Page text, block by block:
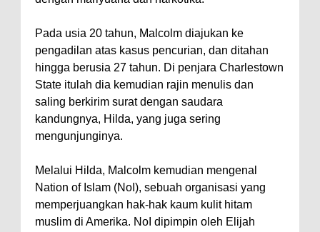
Pada usia 20 tahun, Malcolm diajukan ke
pengadilan atas kasus pencurian, dan ditahan
hingga berusia 27 tahun. Di penjara Charlestown
State itulah dia kemudian rajin menulis dan
saling berkirim surat dengan saudara
kandungnya, Hilda, yang juga sering
mengunjunginya.
Melalui Hilda, Malcolm kemudian mengenal
Nation of Islam (NoI), sebuah organisasi yang
memperjuangkan hak-hak kaum kulit hitam
muslim di Amerika. NoI dipimpin oleh Elijah